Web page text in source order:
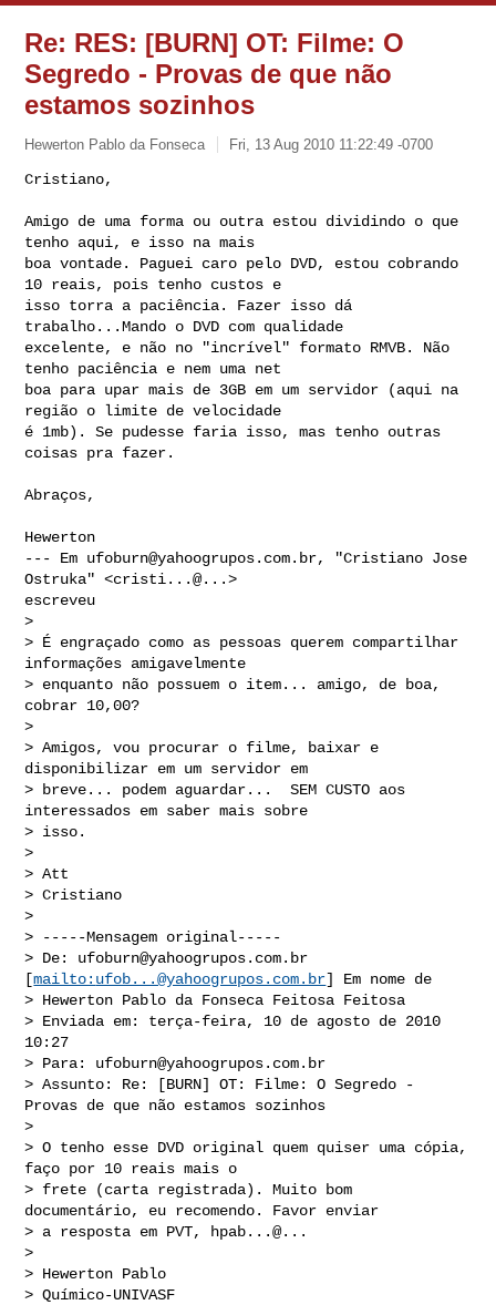
Re: RES: [BURN] OT: Filme: O
Segredo - Provas de que não
estamos sozinhos
Hewerton Pablo da Fonseca Fri, 13 Aug 2010 11:22:49 -0700
Cristiano,
Amigo de uma forma ou outra estou dividindo o que
tenho aqui, e isso na mais
boa vontade. Paguei caro pelo DVD, estou cobrando
10 reais, pois tenho custos e
isso torra a paciência. Fazer isso dá
trabalho...Mando o DVD com qualidade
excelente, e não no "incrível" formato RMVB. Não
tenho paciência e nem uma net
boa para upar mais de 3GB em um servidor (aqui na
região o limite de velocidade
é 1mb). Se pudesse faria isso, mas tenho outras
coisas pra fazer.
Abraços,
Hewerton
--- Em ufoburn@yahoogrupos.com.br, "Cristiano Jose
Ostruka" <cristi...@...>
escreveu
>
> É engraçado como as pessoas querem compartilhar
informações amigavelmente
> enquanto não possuem o item... amigo, de boa,
cobrar 10,00?
>
> Amigos, vou procurar o filme, baixar e
disponibilizar em um servidor em
> breve... podem aguardar...  SEM CUSTO aos
interessados em saber mais sobre
> isso.
>
> Att
> Cristiano
>
> -----Mensagem original-----
> De: ufoburn@yahoogrupos.com.br
[mailto: ufob...@yahoogrupos.com.br] Em nome de
> Hewerton Pablo da Fonseca Feitosa Feitosa
> Enviada em: terça-feira, 10 de agosto de 2010
10:27
> Para: ufoburn@yahoogrupos.com.br
> Assunto: Re: [BURN] OT: Filme: O Segredo -
Provas de que não estamos sozinhos
>
> O tenho esse DVD original quem quiser uma cópia,
faço por 10 reais mais o
> frete (carta registrada). Muito bom
documentário, eu recomendo. Favor enviar
> a resposta em PVT, hpab...@...
>
> Hewerton Pablo
> Químico-UNIVASF